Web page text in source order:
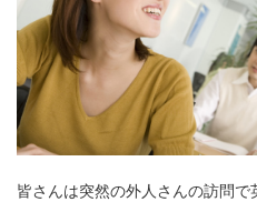
皆さんは突然の外人さんの訪問